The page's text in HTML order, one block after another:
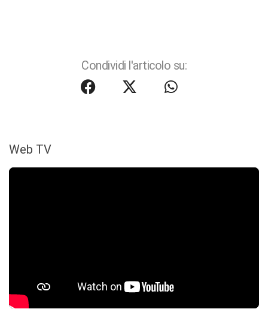
Condividi l'articolo su:
Web TV